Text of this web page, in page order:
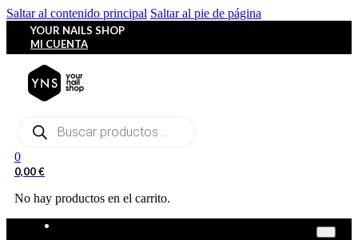
Saltar al contenido principal Saltar al pie de página
YOUR NAILS SHOP
MI CUENTA
Búsqueda
0
0,00€
No hay productos en el carrito.